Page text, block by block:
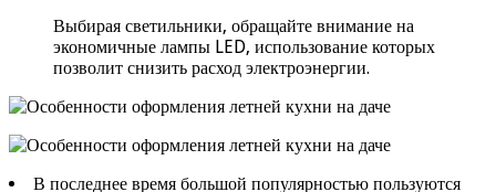
Выбирая светильники, обращайте внимание на
экономичные лампы LED, использование которых
позволит снизить расход электроэнергии.
В последнее время большой популярностью пользуются